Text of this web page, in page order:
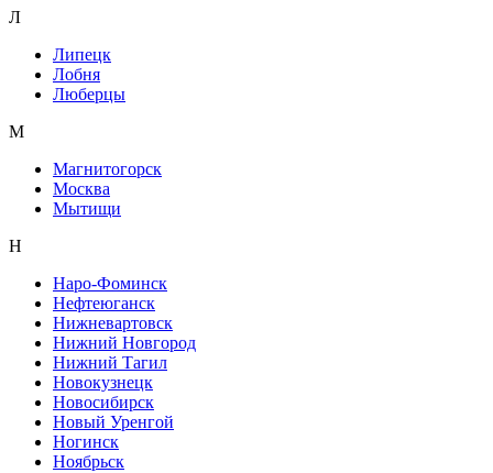
Л
Липецк
Лобня
Люберцы
М
Магнитогорск
Москва
Мытищи
Н
Наро-Фоминск
Нефтеюганск
Нижневартовск
Нижний Новгород
Нижний Тагил
Новокузнецк
Новосибирск
Новый Уренгой
Ногинск
Ноябрьск